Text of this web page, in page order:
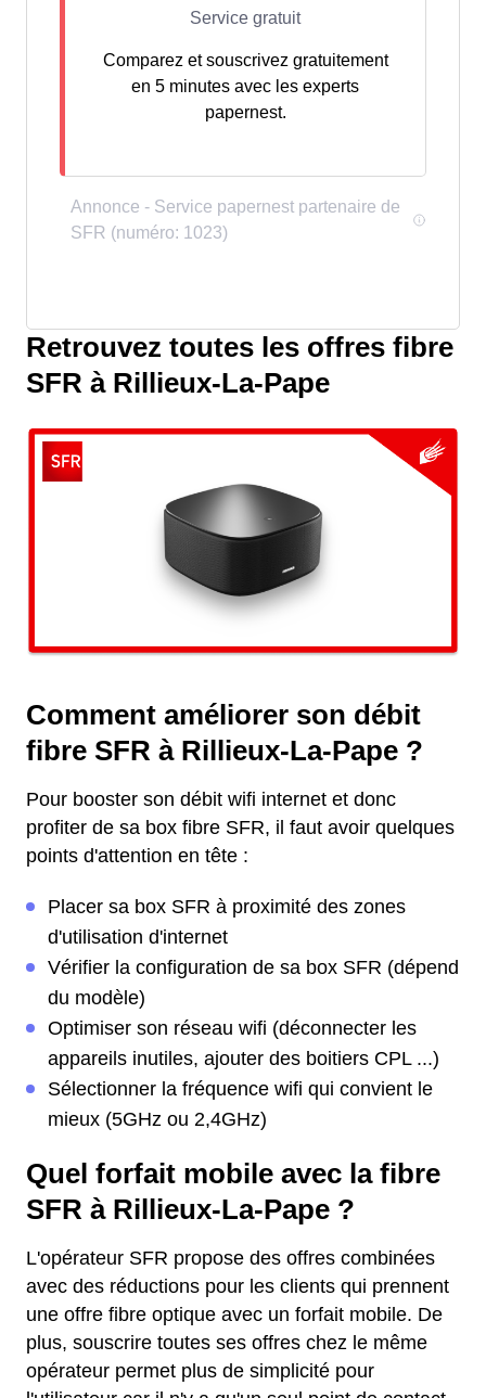
Comparez et souscrivez gratuitement
en 5 minutes avec les experts
papernest.
Retrouvez toutes les offres fibre
SFR à Rillieux-La-Pape
Comment améliorer son débit
fibre SFR à Rillieux-La-Pape ?
Pour booster son débit wifi internet et donc
profiter de sa box fibre SFR, il faut avoir quelques
points d'attention en tête :
Placer sa box SFR à proximité des zones
d'utilisation d'internet
Vérifier la configuration de sa box SFR (dépend
du modèle)
Optimiser son réseau wifi (déconnecter les
appareils inutiles, ajouter des boitiers CPL ...)
Sélectionner la fréquence wifi qui convient le
mieux (5GHz ou 2,4GHz)
Quel forfait mobile avec la fibre
SFR à Rillieux-La-Pape ?
L'opérateur SFR propose des offres combinées
avec des réductions pour les clients qui prennent
une offre fibre optique avec un forfait mobile. De
plus, souscrire toutes ses offres chez le même
opérateur permet plus de simplicité pour